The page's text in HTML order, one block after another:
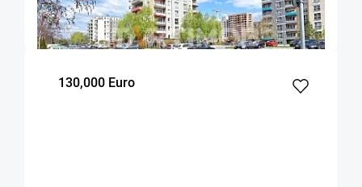
58
m²
1
dormitor
2
Etaj
130,000 Euro